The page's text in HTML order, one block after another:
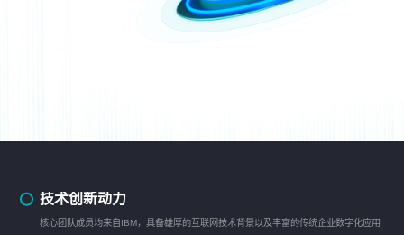
技术创新动力
核心团队成员均来自IBM，具备雄厚的互联网技术背景以及丰富的传统企业数字化应用